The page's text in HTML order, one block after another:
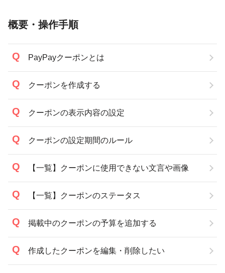
概要・操作手順
PayPayクーポンとは
クーポンを作成する
クーポンの表示内容の設定
クーポンの設定期間のルール
【一覧】クーポンに使用できない文言や画像
【一覧】クーポンのステータス
掲載中のクーポンの予算を追加する
作成したクーポンを編集・削除したい